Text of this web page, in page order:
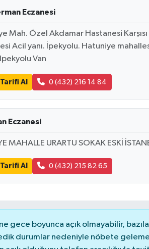
Eczanesi
Mah. Özel Akdamar Hastanesi
Acil yanı. İpekyolu. Hatuniye
Van
Al 0 (432) 216 14 84
Eczanesi
MAHALLE URARTU SOKAK ESKİ
Al 0 (432) 215 82 65
gece boyunca açık olmayabilir,
durumlar nedeniyle nöbete